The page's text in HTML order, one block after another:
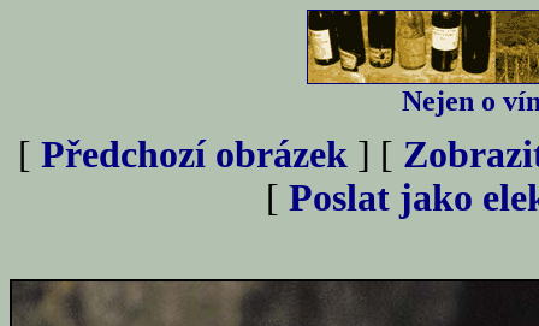
Nejen o
[ Předchozí obrázek ] [
[ Poslat jako